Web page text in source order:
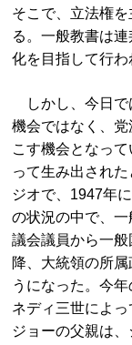
そこで、立法権
る。一般教書は
化を目指して行わ
しかし、今日で
機会ではなく、
こす機会となっ
って生み出され
ジオで、1947年
の状況の中で、
議会議員から一
降、大統領の所
うになった。今
ネディ三世によっ
ジョーの父親は